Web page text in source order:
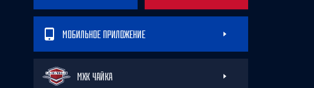
МОБИЛЬНОЕ ПРИЛОЖЕНИЕ
МХК ЧАЙКА